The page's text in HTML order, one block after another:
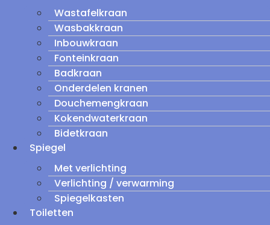
Wastafelkraan
Wasbakkraan
Inbouwkraan
Fonteinkraan
Badkraan
Onderdelen kranen
Douchemengkraan
Kokendwaterkraan
Bidetkraan
Spiegel
Met verlichting
Verlichting / verwarming
Spiegelkasten
Toiletten